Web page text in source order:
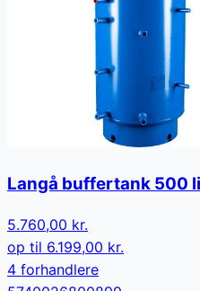
Langå buffertank 500
5.760,00 kr.
op til 6.199,00 kr.
4 forhandlere